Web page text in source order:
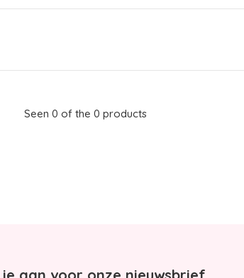
Seen 0 of the 0 products